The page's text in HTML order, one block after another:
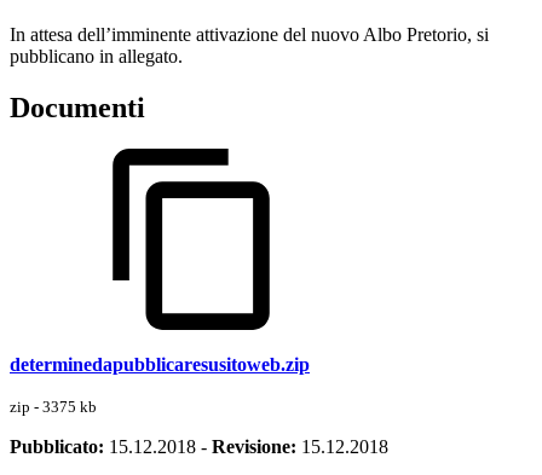
In attesa dell’imminente attivazione del nuovo Albo Pretorio, si
pubblicano in allegato.
Documenti
determinedapubblicaresusitoweb.zip
zip - 3375 kb
Pubblicato: 15.12.2018 - Revisione: 15.12.2018